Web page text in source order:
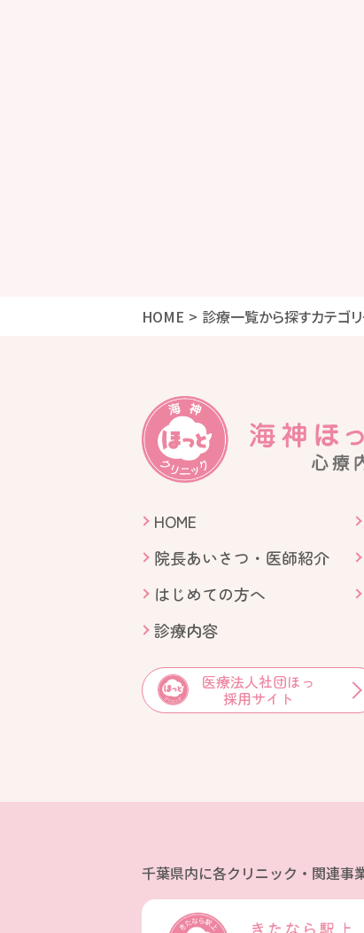
HOME 診療一覧から探すカテゴ
HOME
院長あいさつ・医師紹介
はじめての方へ
診療内容
医療法人社団ほっ
採用サイト
千葉県内に各クリニック・関連事